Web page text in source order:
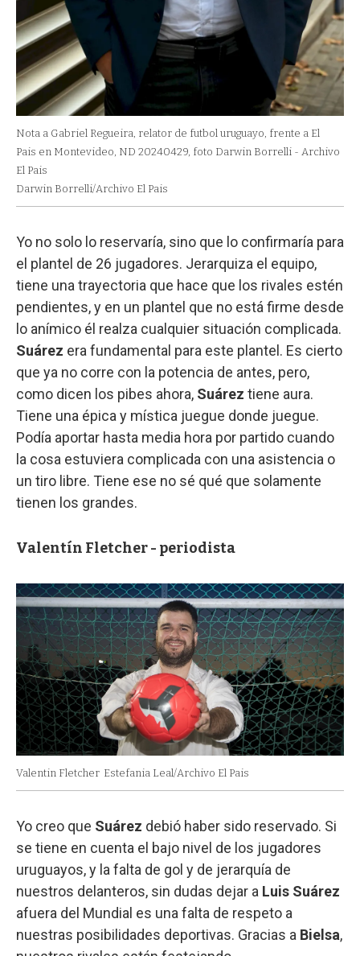
Nota a Gabriel Regueira, relator de futbol uruguayo, frente a El
Pais en Montevideo, ND 20240429, foto Darwin Borrelli - Archivo
El Pais
Darwin Borrelli/Archivo El Pais
Yo no solo lo reservaría, sino que lo confirmaría para
el plantel de 26 jugadores. Jerarquiza el equipo,
tiene una trayectoria que hace que los rivales estén
pendientes, y en un plantel que no está firme desde
lo anímico él realza cualquier situación complicada.
Suárez era fundamental para este plantel. Es cierto
que ya no corre con la potencia de antes, pero,
como dicen los pibes ahora, Suárez tiene aura.
Tiene una épica y mística juegue donde juegue.
Podía aportar hasta media hora por partido cuando
la cosa estuviera complicada con una asistencia o
un tiro libre. Tiene ese no sé qué que solamente
tienen los grandes.
Valentín Fletcher - periodista
Valentin Fletcher Estefania Leal/Archivo El Pais
Yo creo que Suárez debió haber sido reservado. Si
se tiene en cuenta el bajo nivel de los jugadores
uruguayos, y la falta de gol y de jerarquía de
nuestros delanteros, sin dudas dejar a Luis Suárez
afuera del Mundial es una falta de respeto a
nuestras posibilidades deportivas. Gracias a Bielsa,